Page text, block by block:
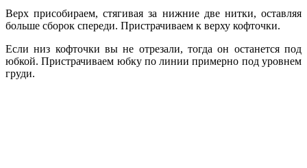
Верх присобираем, стягивая за нижние две нитки, оставляя
больше сборок спереди. Пристрачиваем к верху кофточки.
Если низ кофточки вы не отрезали, тогда он останется под
юбкой. Пристрачиваем юбку по линии примерно под уровнем
груди.